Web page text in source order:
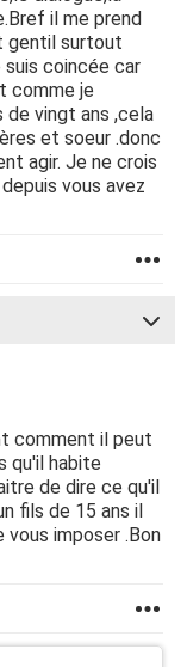
il me prend
gentil surtout
suis coincée car
comme je
de vingt ans ,cela
et soeur .donc
agir. Je ne crois
vous avez
comment il peut
qu'il habite
de dire ce qu'il
fils de 15 ans il
imposer .Bon